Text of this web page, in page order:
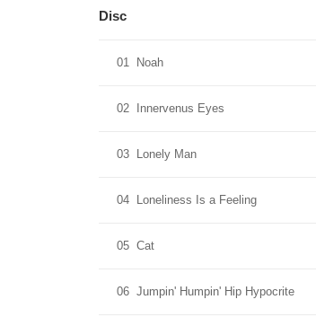
Disc
01 Noah
02 Innervenus Eyes
03 Lonely Man
04 Loneliness Is a Feeling
05 Cat
06 Jumpin' Humpin' Hip Hypocrite